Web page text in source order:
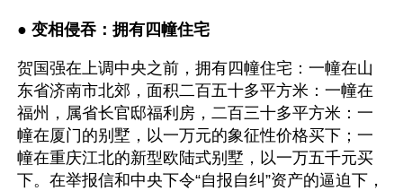
● 变相侵吞：拥有四幢住宅
贺国强在上调中央之前，拥有四幢住宅：一幢在山
东省济南市北郊，面积二百五十多平方米：一幢在
福州，属省长官邸福利房，二百三十多平方米：一
幢在厦门的别墅，以一万元的象征性价格买下；一
幢在重庆江北的新型欧陆式别墅，以一万五千元买
下。在举报信和中央下令“自报自纠”资产的逼迫下，